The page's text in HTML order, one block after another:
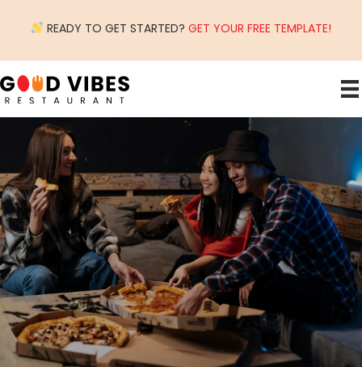
READY TO GET STARTED? GET YOUR FREE TEMPLATE!